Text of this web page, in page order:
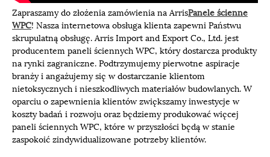
Zapraszamy do złożenia zamówienia na ArrisPanele ścienne
WPC! Nasza internetowa obsługa klienta zapewni Państwu
skrupulatną obsługę. Arris Import and Export Co., Ltd. jest
producentem paneli ściennych WPC, który dostarcza produkty
na rynki zagraniczne. Podtrzymujemy pierwotne aspiracje
branży i angażujemy się w dostarczanie klientom
nietoksycznych i nieszkodliwych materiałów budowlanych. W
oparciu o zapewnienia klientów zwiększamy inwestycje w
koszty badań i rozwoju oraz będziemy produkować więcej
paneli ściennych WPC, które w przyszłości będą w stanie
zaspokoić zindywidualizowane potrzeby klientów.